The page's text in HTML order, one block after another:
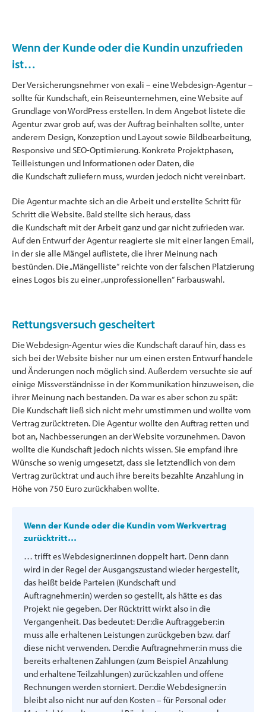
Wenn der Kunde oder die Kundin unzufrieden
ist…
Der Versicherungsnehmer von exali – eine Webdesign-Agentur –
sollte für Kundschaft, ein Reiseunternehmen, eine Website auf
Grundlage von WordPress erstellen. In dem Angebot listete die
Agentur zwar grob auf, was der Auftrag beinhalten sollte, unter
anderem Design, Konzeption und Layout sowie Bildbearbeitung,
Responsive und SEO-Optimierung. Konkrete Projektphasen,
Teilleistungen und Informationen oder Daten, die
die Kundschaft zuliefern muss, wurden jedoch nicht vereinbart.
Die Agentur machte sich an die Arbeit und erstellte Schritt für
Schritt die Website. Bald stellte sich heraus, dass
die Kundschaft mit der Arbeit ganz und gar nicht zufrieden war.
Auf den Entwurf der Agentur reagierte sie mit einer langen Email,
in der sie alle Mängel auflistete, die ihrer Meinung nach
bestünden. Die „Mängelliste“ reichte von der falschen Platzierung
eines Logos bis zu einer „unprofessionellen“ Farbauswahl.
Rettungsversuch gescheitert
Die Webdesign-Agentur wies die Kundschaft darauf hin, dass es
sich bei der Website bisher nur um einen ersten Entwurf handele
und Änderungen noch möglich sind. Außerdem versuchte sie auf
einige Missverständnisse in der Kommunikation hinzuweisen, die
ihrer Meinung nach bestanden. Da war es aber schon zu spät:
Die Kundschaft ließ sich nicht mehr umstimmen und wollte vom
Vertrag zurücktreten. Die Agentur wollte den Auftrag retten und
bot an, Nachbesserungen an der Website vorzunehmen. Davon
wollte die Kundschaft jedoch nichts wissen. Sie empfand ihre
Wünsche so wenig umgesetzt, dass sie letztendlich von dem
Vertrag zurücktrat und auch ihre bereits bezahlte Anzahlung in
Höhe von 750 Euro zurückhaben wollte.
Wenn der Kunde oder die Kundin vom Werkvertrag
zurücktritt…
… trifft es Webdesigner:innen doppelt hart. Denn dann
wird in der Regel der Ausgangszustand wieder hergestellt,
das heißt beide Parteien (Kundschaft und
Auftragnehmer:in) werden so gestellt, als hätte es das
Projekt nie gegeben. Der Rücktritt wirkt also in die
Vergangenheit. Das bedeutet: Der:die Auftraggeber:in
muss alle erhaltenen Leistungen zurückgeben bzw. darf
diese nicht verwenden. Der:die Auftragnehmer:in muss die
bereits erhaltenen Zahlungen (zum Beispiel Anzahlung
und erhaltene Teilzahlungen) zurückzahlen und offene
Rechnungen werden storniert. Der:die Webdesigner:in
bleibt also nicht nur auf den Kosten – für Personal oder